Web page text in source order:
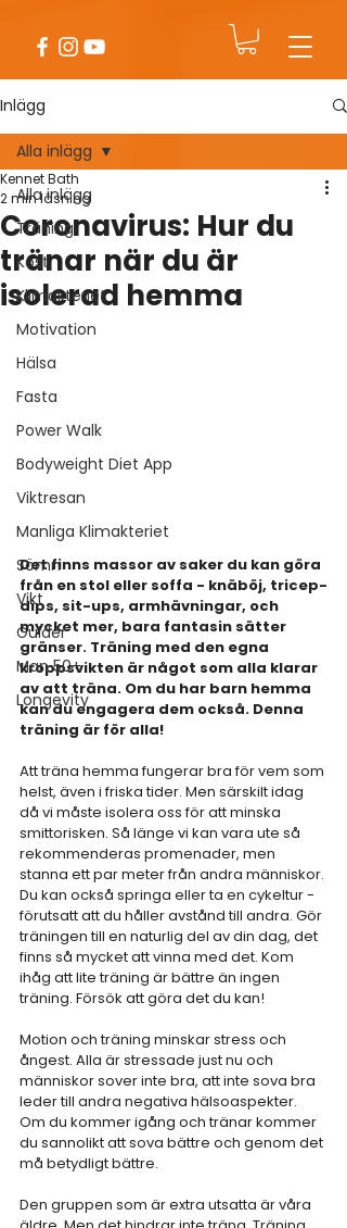
Inlägg
Alla inlägg
Träning
Kost
Klimakteriet
Motivation
Hälsa
Fasta
Power Walk
Bodyweight Diet App
Viktresan
Manliga Klimakteriet
Sömn
Vikt
Guider
Man 50+
Longevity
Alla inlägg
Coronavirus: Hur du
tränar när du är
isolerad hemma
Kennet Bath
2 min läsning
Det finns massor av saker du kan göra
från en stol eller soffa - knäböj, tricep-
dips, sit-ups, armhävningar, och
mycket mer, bara fantasin sätter
gränser. Träning med den egna
kroppsvikten är något som alla klarar
av att träna. Om du har barn hemma
kan du engagera dem också. Denna
träning är för alla!
Att träna hemma fungerar bra för vem som
helst, även i friska tider. Men särskilt idag
då vi måste isolera oss för att minska
smittorisken. Så länge vi kan vara ute så
rekommenderas promenader, men
stanna ett par meter från andra människor.
Du kan också springa eller ta en cykeltur -
förutsatt att du håller avstånd till andra. Gör
träningen till en naturlig del av din dag, det
finns så mycket att vinna med det. Kom
ihåg att lite träning är bättre än ingen
träning. Försök att göra det du kan!
Motion och träning minskar stress och
ångest. Alla är stressade just nu och
människor sover inte bra, att inte sova bra
leder till andra negativa hälsoaspekter.
Om du kommer igång och tränar kommer
du sannolikt att sova bättre och genom det
må betydligt bättre.
Den gruppen som är extra utsatta är våra